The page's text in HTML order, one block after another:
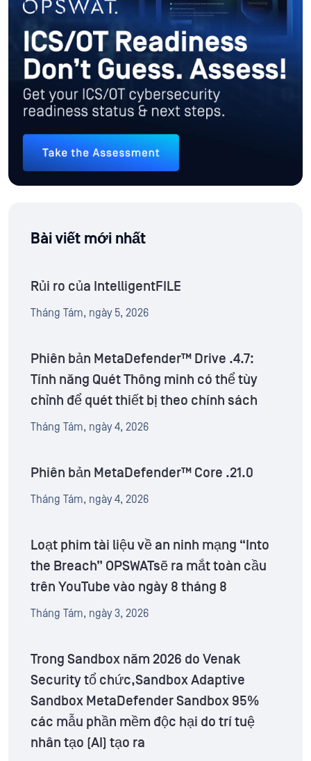
Bài viết mới nhất
Rủi ro của IntelligentFILE
Tháng Tám, ngày 5, 2026
Phiên bản MetaDefender™ Drive .4.7:
Tính năng Quét Thông minh có thể tùy
chỉnh để quét thiết bị theo chính sách
Tháng Tám, ngày 4, 2026
Phiên bản MetaDefender™ Core .21.0
Tháng Tám, ngày 4, 2026
Loạt phim tài liệu về an ninh mạng “Into
the Breach” OPSWATsẽ ra mắt toàn cầu
trên YouTube vào ngày 8 tháng 8
Tháng Tám, ngày 3, 2026
Trong Sandbox năm 2026 do Venak
Security tổ chức,Sandbox Adaptive
Sandbox MetaDefender Sandbox 95%
các mẫu phần mềm độc hại do trí tuệ
nhân tạo (AI) tạo ra